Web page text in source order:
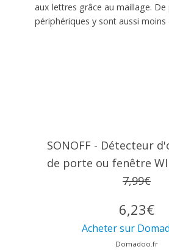
aux lettres grâce au maillage. De
périphériques y sont aussi moins
SONOFF - Détecteur
de porte ou fenêtre
7,99€
6,23€
Acheter sur
Domadoo.fr